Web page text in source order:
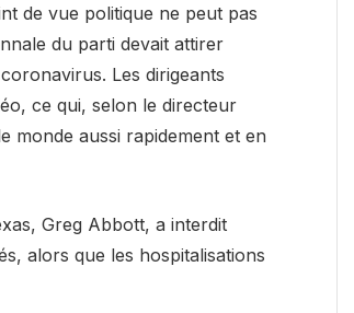
de vue politique ne peut pas
du parti devait attirer
Les dirigeants
ce qui, selon le directeur
aussi rapidement et en
Greg Abbott, a interdit
alors que les hospitalisations